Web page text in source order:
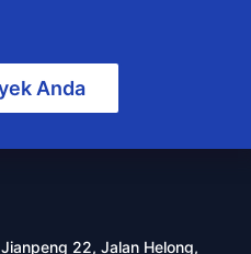
Anda
22, Jalan Helong,